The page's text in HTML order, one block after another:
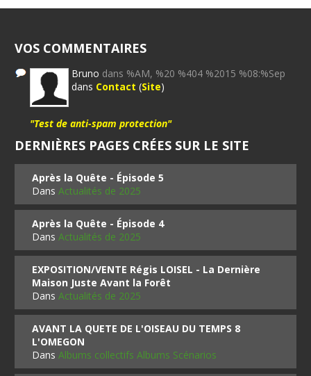
VOS COMMENTAIRES
Bruno dans %AM, %20 %404 %2015 %08:%Sep
dans Contact (Site)
"Test de anti-spam protection"
DERNIÈRES PAGES CRÉES SUR LE SITE
Après la Quête - Épisode 5
DansActualités de 2025
Après la Quête - Épisode 4
DansActualités de 2025
EXPOSITION/VENTE Régis LOISEL - La Dernière
Maison Juste Avant la Forêt
DansActualités de 2025
AVANT LA QUETE DE L'OISEAU DU TEMPS 8
L'OMEGON
DansAlbums collectifs Albums Scénarios